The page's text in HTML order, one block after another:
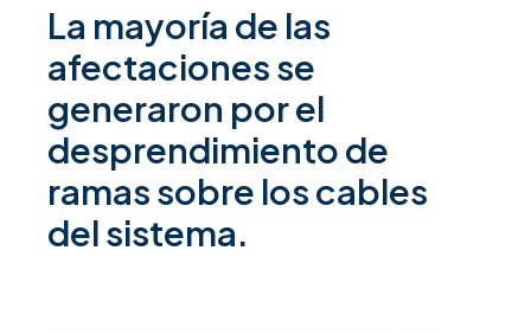
La mayoría de las
afectaciones se
generaron por el
desprendimiento de
ramas sobre los cables
del sistema.